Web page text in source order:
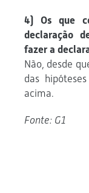
4) Os que
declaração
fazer a
Não, desde
das
acima.
Fonte: G1